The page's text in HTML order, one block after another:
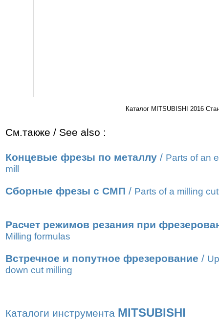
Каталог MITSUBISHI 2016
См.также / See also :
Концевые фрезы по металлу / Parts of an
mill
Сборные фрезы с СМП / Parts of a milling
Расчет режимов резания при
Milling formulas
Встречное и попутное фрезерование /
down cut milling
Каталоги инструмента MITSUBISHI